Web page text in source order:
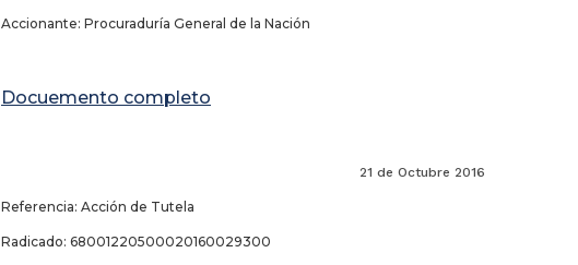
Accionante: Procuraduría General de la Nación
Docuemento completo
21 de Octubre 2016
Referencia: Acción de Tutela
Radicado: 68001220500020160029300